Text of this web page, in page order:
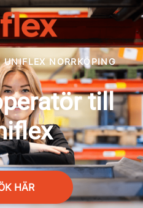
UNIFLEX NORRKÖPING
till
HÄR